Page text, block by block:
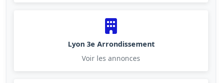
Lyon 3e Arrondissement
Voir les annonces